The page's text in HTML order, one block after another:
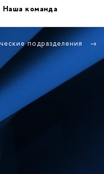
Наша команда
подразделения